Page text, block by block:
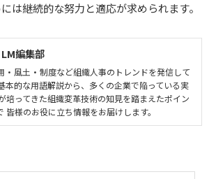
は継続的な努力と適応が求められます。
編集部
・風土・制度など組織人事のトレンドを発信して
本的な用語解説から、多くの企業で陥っている実
培ってきた組織変革技術の知見を踏まえたポイン
皆様のお役に立ち情報をお届けします。